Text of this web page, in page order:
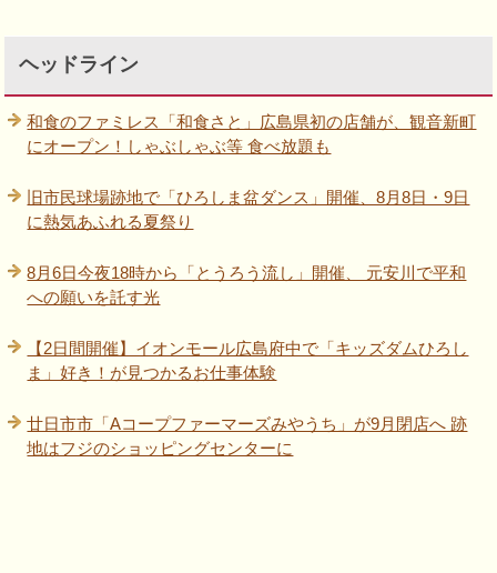
ヘッドライン
和食のファミレス「和食さと」広島県初の店舗が、観音新町
にオープン！しゃぶしゃぶ等 食べ放題も
旧市民球場跡地で「ひろしま盆ダンス」開催、8月8日・9日
に熱気あふれる夏祭り
8月6日今夜18時から「とうろう流し」開催、 元安川で平和
への願いを託す光
【2日間開催】イオンモール広島府中で「キッズダムひろし
ま」好き！が見つかるお仕事体験
廿日市市「Aコープファーマーズみやうち」が9月閉店へ 跡
地はフジのショッピングセンターに